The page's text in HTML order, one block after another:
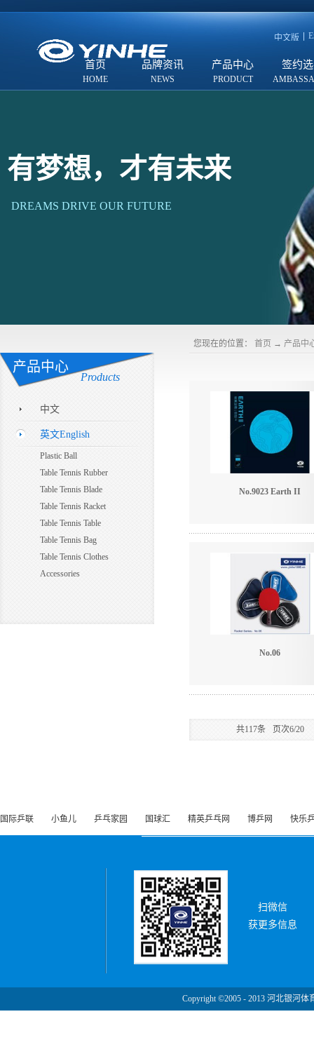
中文版
首页 品牌资讯 产品中心 签约
有梦想，才有未来
DREAMS DRIVE OUR FUTURE
产品中心
Products
中文
英文English
Plastic Ball
Table Tennis Rubber
Table Tennis Blade
Table Tennis Racket
Table Tennis Table
Table Tennis Bag
Table Tennis Clothes
Accessories
您现在的位置： 首页 → 产品中
No.9023 Earth II
No.06
共117条 页次6/20
国际乒联 小鱼儿 乒乓家园 国球汇 精英乒乓网 博乒网 快乐
扫微信
获更多信息
Copyright ©2005 - 2013 河北银河体